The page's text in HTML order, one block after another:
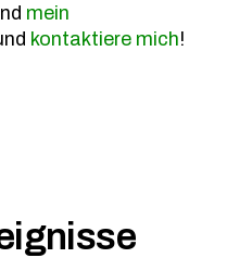
mein
kontaktiere mich!